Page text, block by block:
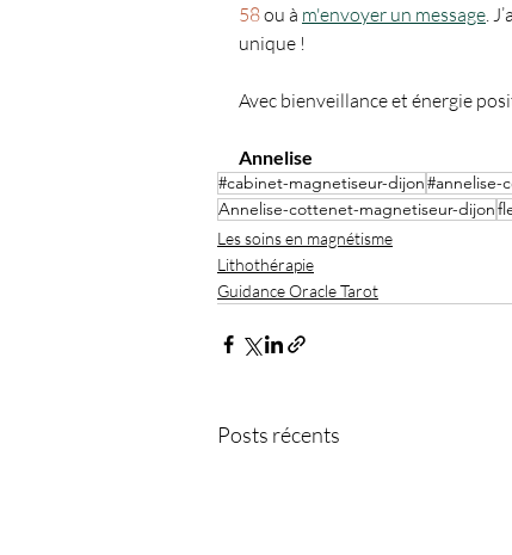
58 ou à m'envoyer un message.
unique !
Avec bienveillance et énergie
Annelise
#cabinet-magnetiseur-dijon#annelise-
Annelise-cottenet-magnetiseur-dijon
Les soins en magnétisme
Lithothérapie
Guidance Oracle Tarot
Posts récents